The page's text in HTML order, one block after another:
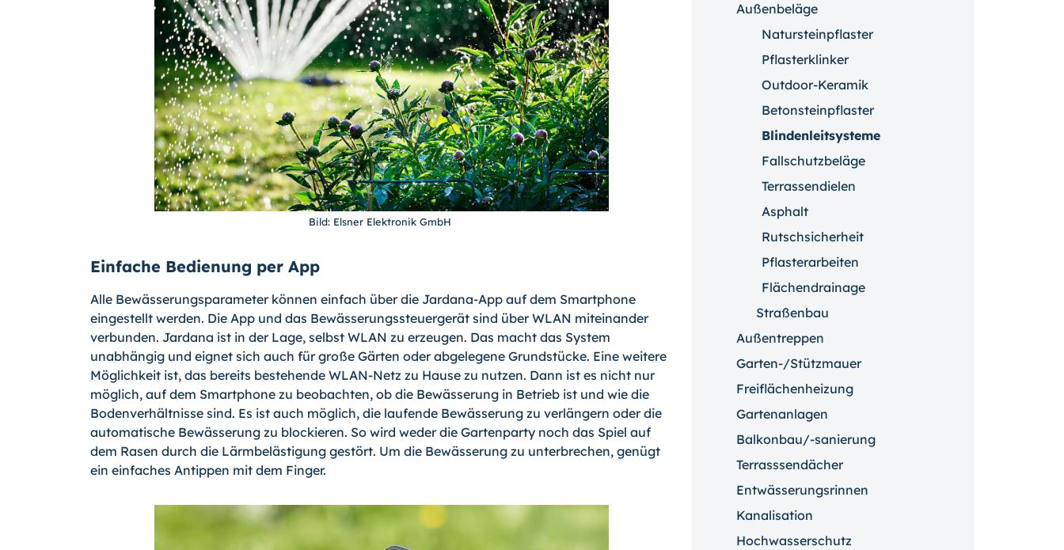
Bild: Elsner Elektronik GmbH
Einfache Bedienung per App
Alle Bewässerungsparameter können einfach über die Jardana-App auf dem Smartphone
eingestellt werden. Die App und das Bewässerungssteuergerät sind über WLAN miteinander
verbunden. Jardana ist in der Lage, selbst WLAN zu erzeugen. Das macht das System
unabhängig und eignet sich auch für große Gärten oder abgelegene Grundstücke. Eine weitere
Möglichkeit ist, das bereits bestehende WLAN-Netz zu Hause zu nutzen. Dann ist es nicht nur
möglich, auf dem Smartphone zu beobachten, ob die Bewässerung in Betrieb ist und wie die
Bodenverhältnisse sind. Es ist auch möglich, die laufende Bewässerung zu verlängern oder die
automatische Bewässerung zu blockieren. So wird weder die Gartenparty noch das Spiel auf
dem Rasen durch die Lärmbelästigung gestört. Um die Bewässerung zu unterbrechen, genügt
ein einfaches Antippen mit dem Finger.
Außenbeläge
Natursteinpflaster
Pflasterklinker
Outdoor-Keramik
Betonsteinpflaster
Blindenleitsysteme
Fallschutzbeläge
Terrassendielen
Asphalt
Rutschsicherheit
Pflasterarbeiten
Flächendrainage
Straßenbau
Außentreppen
Garten-/Stützmauer
Freiflächenheizung
Gartenanlagen
Balkonbau/-sanierung
Terrasssendächer
Entwässerungsrinnen
Kanalisation
Hochwasserschutz